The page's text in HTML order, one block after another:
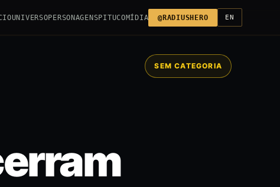
UNIVERSOPERSONAGENSPITUCOMÍDIA @RADIUSHERO EN
SEM CATEGORIA